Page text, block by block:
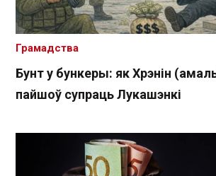
Бунт у бункеры: як Хрэнін
пайшоў супраць Лукашэнкі
Грамадства